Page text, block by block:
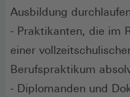
Ausbildung
- Praktikanten, die im
einer
Berufspraktikum
- Diplomanden und